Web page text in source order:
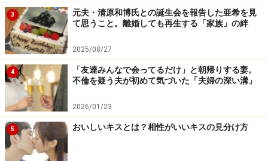
て泣き出したんです。
――それは大変。
サユミ：私も大変だと思いました。私も借金を返済する
ほど余裕はないので慌てて相続放棄の手続きをしまし
た。でも、それも姉の彼氏の差し金だった。父には借金
はなかった。
3
元夫・清原和博氏との誕生会を報告した亜希を見
て思うこと。離婚しても再生する「家族」の絆
2025/08/27
4
「友達みんなで会ってるだけ」と朝帰りする妻。
不倫を疑う夫が初めて気づいた「夫婦の深い溝」
2026/01/23
5 おいしいキスとは？相性がいいキスの見分け方